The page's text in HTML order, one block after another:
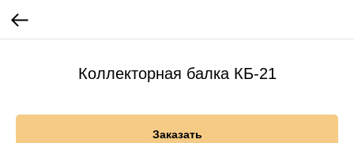
Коллекторная балка КБ-21
Заказать